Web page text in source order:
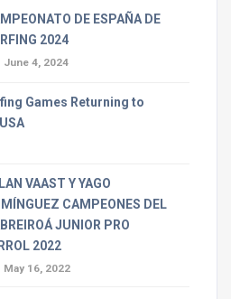
DE ESPAÑA DE
2024
June 4, 2024
Games Returning to
VAAST Y YAGO
CAMPEONES DEL
JUNIOR PRO
2022
May 16, 2022